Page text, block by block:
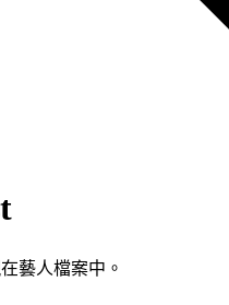
藝人檔案中。